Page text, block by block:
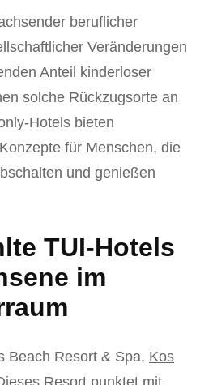
beruflicher
Veränderungen
Anteil kinderloser
solche Rückzugsorte an
Hotels bieten
für Menschen, die
und genießen
TUI-Hotels
im
Beach Resort & Spa, Kos
Resort punktet mit